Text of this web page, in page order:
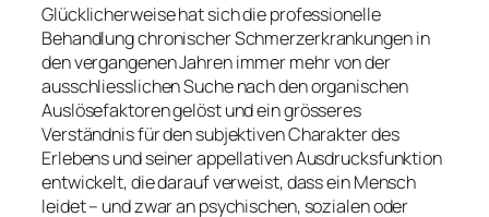
Glücklicherweise hat sich die professionelle
Behandlung chronischer Schmerzerkrankungen in
den vergangenen Jahren immer mehr von der
ausschliesslichen Suche nach den organischen
Auslösefaktoren gelöst und ein grösseres
Verständnis für den subjektiven Charakter des
Erlebens und seiner appellativen Ausdrucksfunktion
entwickelt, die darauf verweist, dass ein Mensch
leidet – und zwar an psychischen, sozialen oder